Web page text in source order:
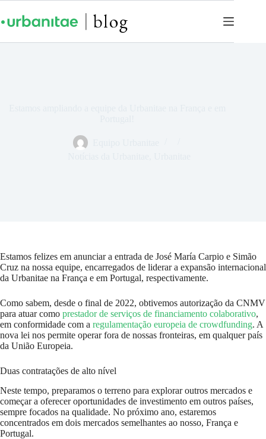
Estamos felizes em anunciar a entrada de José María Carpio e Simão
Cruz na nossa equipe, encarregados de liderar a expansão internacional
da Urbanitae na França e em Portugal, respectivamente.
Como sabem, desde o final de 2022, obtivemos autorização da CNMV
para atuar como prestador de serviços de financiamento colaborativo,
em conformidade com a regulamentação europeia de crowdfunding. A
nova lei nos permite operar fora de nossas fronteiras, em qualquer país
da União Europeia.
Duas contratações de alto nível
Neste tempo, preparamos o terreno para explorar outros mercados e
começar a oferecer oportunidades de investimento em outros países,
sempre focados na qualidade. No próximo ano, estaremos
concentrados em dois mercados semelhantes ao nosso, França e
Portugal.